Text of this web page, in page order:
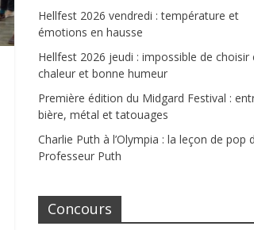
Hellfest 2026 vendredi : température et
émotions en hausse
Hellfest 2026 jeudi : impossible de choisir
chaleur et bonne humeur
Première édition du Midgard Festival :
bière, métal et tatouages
Charlie Puth à l’Olympia : la leçon de pop
Professeur Puth
Concours